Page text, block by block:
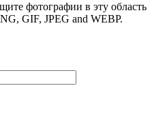
фотографии в эту область
GIF, JPEG and WEBP.